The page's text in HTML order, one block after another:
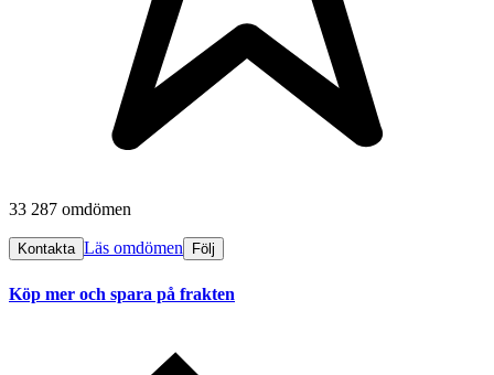
33 287 omdömen
Kontakta Läs omdömen Följ
Köp mer och spara på frakten